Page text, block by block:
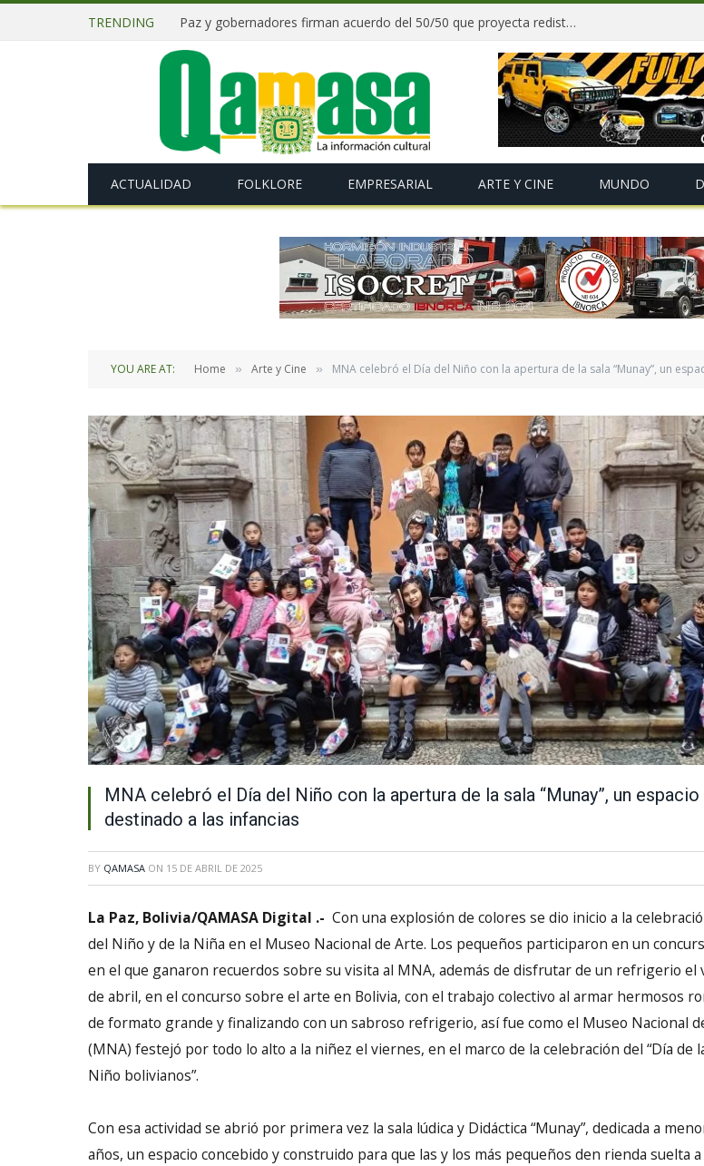
TRENDING Paz y gobernadores firman acuerdo del 50/50 que proyecta redistribuir recursos y tributos desde 2027
ACTUALIDAD FOLKLORE EMPRESARIAL ARTE Y CINE MUNDO
YOU ARE AT: Home » Arte y Cine » MNA celebró el Día del Niño con la apertura de la sala “Munay”, un
MNA celebró el Día del Niño con la apertura de la sala “Munay”, un espacio
destinado a las infancias
BY QAMASA ON 15 DE ABRIL DE 2025
La Paz, Bolivia/QAMASA Digital .- Con una explosión de colores se dio inicio a la
del Niño y de la Niña en el Museo Nacional de Arte. Los pequeños participaron en un
en el que ganaron recuerdos sobre su visita al MNA, además de disfrutar de un refrigerio el
de abril, en el concurso sobre el arte en Bolivia, con el trabajo colectivo al armar hermosos
de formato grande y finalizando con un sabroso refrigerio, así fue como el Museo Nacional
(MNA) festejó por todo lo alto a la niñez el viernes, en el marco de la celebración del “Día de
Niño bolivianos”.
Con esa actividad se abrió por primera vez la sala lúdica y Didáctica “Munay”, dedicada a
años, un espacio concebido y construido para que las y los más pequeños den rienda suelta a